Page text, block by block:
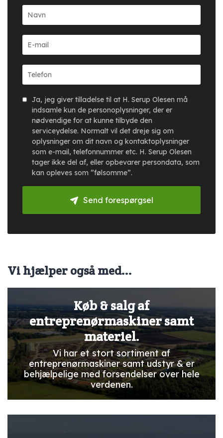
Ja, jeg giver tilladelse til at H. Serup Olesen må
indsamle kun de personoplysninger, der er
nødvendige for at kunne tilbyde den
serviceydelse. Normalt vil det dreje sig om
oplysninger om dit navn og kontaktoplysninger
som e-mail, telefonnummer etc. H. Serup Olesen
tager ikke del af, eller opbevarer persondata, som
kan opleves som ”følsomme”.
Send forespørgsel
Vi hjælper også med...
Køb & salg af
entreprenørmaskiner samt
materiel.
Vi har et stort sortiment af
entreprenørmaskiner samt udstyr & er
behjælpelige med forsendelser over hele
verdenen.